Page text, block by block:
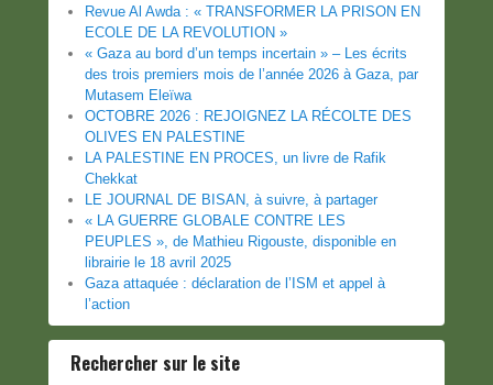
Revue Al Awda : « TRANSFORMER LA PRISON EN
ECOLE DE LA REVOLUTION »
« Gaza au bord d’un temps incertain » – Les écrits
des trois premiers mois de l’année 2026 à Gaza, par
Mutasem Eleïwa
OCTOBRE 2026 : REJOIGNEZ LA RÉCOLTE DES
OLIVES EN PALESTINE
LA PALESTINE EN PROCES, un livre de Rafik
Chekkat
LE JOURNAL DE BISAN, à suivre, à partager
« LA GUERRE GLOBALE CONTRE LES
PEUPLES », de Mathieu Rigouste, disponible en
librairie le 18 avril 2025
Gaza attaquée : déclaration de l’ISM et appel à
l’action
Rechercher sur le site